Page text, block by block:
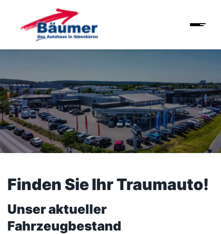
Finden Sie Ihr Traumauto!
Unser aktueller
Fahrzeugbestand